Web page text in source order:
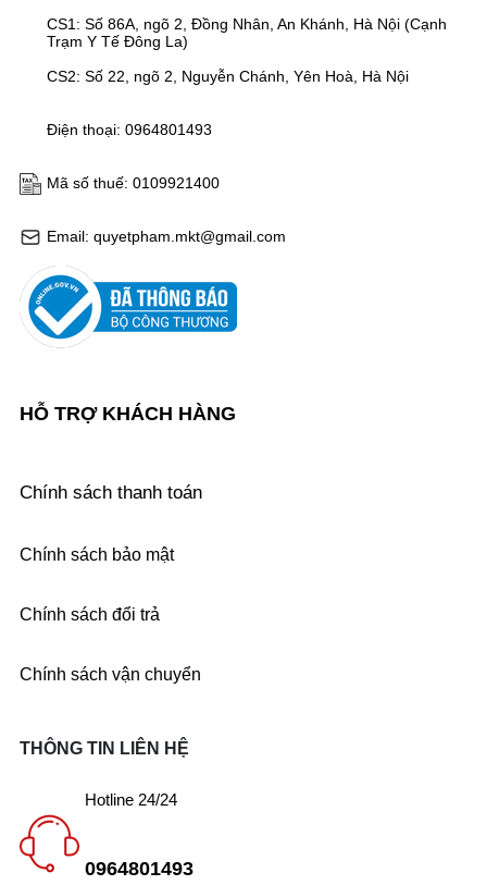
Email: quyetpham.mkt@gmail.com
Mã số thuế: 0109921400
Điện thoại: 0964801493
CS1: Số 86A, ngõ 2, Đồng Nhân, An Khánh, Hà Nội (Cạnh
Trạm Y Tế Đông La)
CS2: Số 22, ngõ 2, Nguyễn Chánh, Yên Hoà, Hà Nội
HỖ TRỢ KHÁCH HÀNG
Chính sách thanh toán
Chính sách bảo mật
Chính sách đổi trả
Chính sách vận chuyển
THÔNG TIN LIÊN HỆ
Hotline 24/24
0964801493